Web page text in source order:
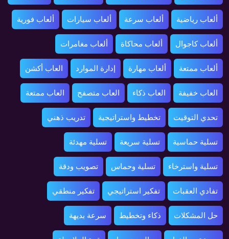
ألعاب رياضية ألعاب سرعة ألعاب سيارات ألعاب فورية
ألعاب كاجوال ألعاب محاكاة ألعاب مغامرات
ألعاب ممتعة ألعاب مهارة إدارة الموارد العاب أكشن
العاب خفيفة العاب ذكاء العاب متصفح العاب ممتعة
تحدي التوقيت تخطيط واستراتيجية تدريب ذهني
تسلية حماسية تسلية سريعة تسلية مهدئة
تسلية واسترخاء تسلية وحماس تصويب ودقة
تفادي العقبات تفكير استراتيجي تفكير منطقي
حل المشكلات ذكاء وتخطيط سرعة بديهة